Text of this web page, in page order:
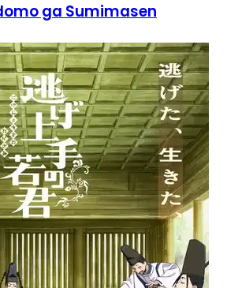
ga Sumimasen